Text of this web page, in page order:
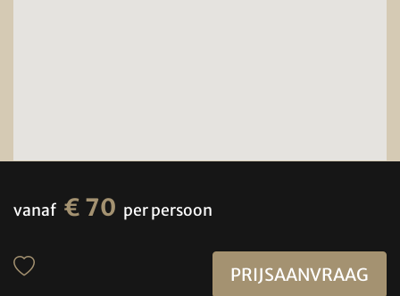
vanaf € 70 per persoon
PRIJSAANVRAAG